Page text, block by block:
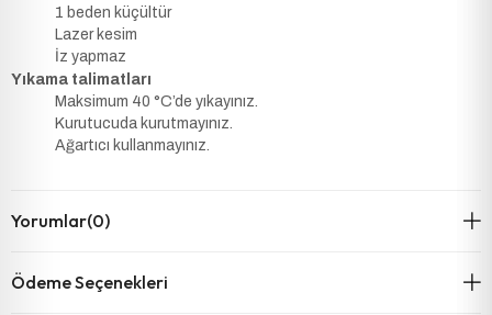
1 beden küçültür
Lazer kesim
İz yapmaz
Yıkama talimatları
Maksimum 40 °C’de yıkayınız.
Kurutucuda kurutmayınız.
Ağartıcı kullanmayınız.
Yorumlar(0)
Ödeme Seçenekleri